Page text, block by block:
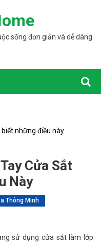
sống đơn giản và dễ dàng
những điều này
Cửa Sắt
Này
Thông Minh
sử dụng cửa sắt làm lớp